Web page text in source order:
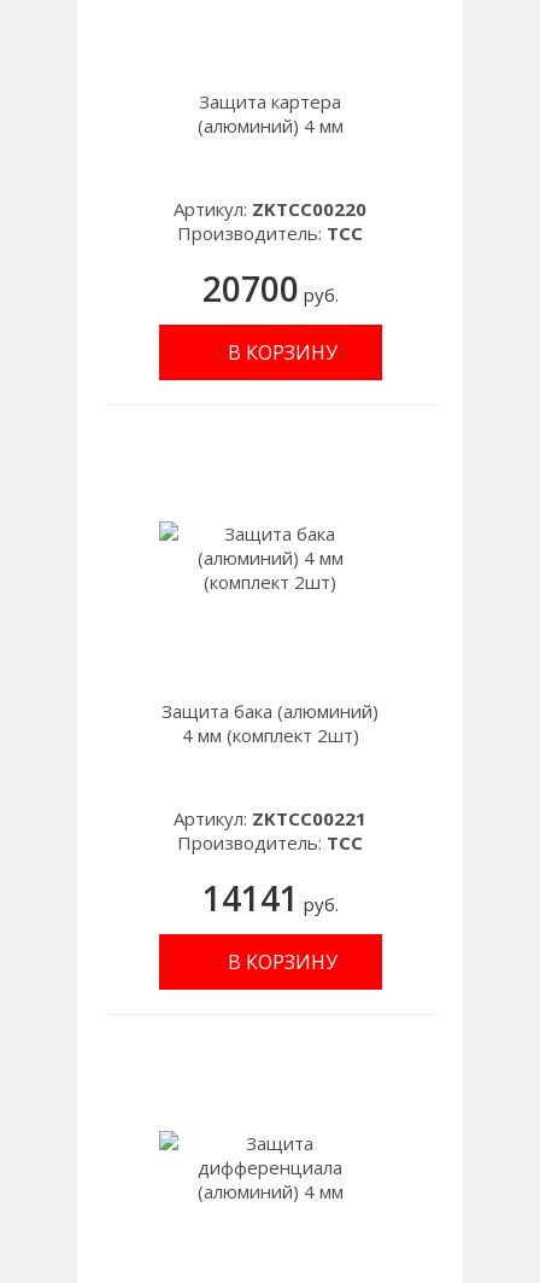
Защита картера
(алюминий) 4 мм
Артикул: ZKTCC00220
Производитель: TCC
20700 руб.
В КОРЗИНУ
Защита бака (алюминий)
4 мм (комплект 2шт)
Артикул: ZKTCC00221
Производитель: TCC
14141 руб.
В КОРЗИНУ